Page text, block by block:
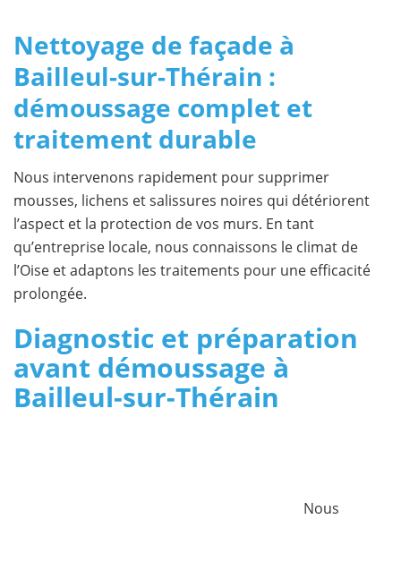
Nettoyage de façade à
Bailleul-sur-Thérain :
démoussage complet et
traitement durable
Nous intervenons rapidement pour supprimer
mousses, lichens et salissures noires qui détériorent
l’aspect et la protection de vos murs. En tant
qu’entreprise locale, nous connaissons le climat de
l’Oise et adaptons les traitements pour une efficacité
prolongée.
Diagnostic et préparation
avant démoussage à
Bailleul-sur-Thérain
Nous